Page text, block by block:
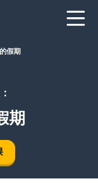
假期
期